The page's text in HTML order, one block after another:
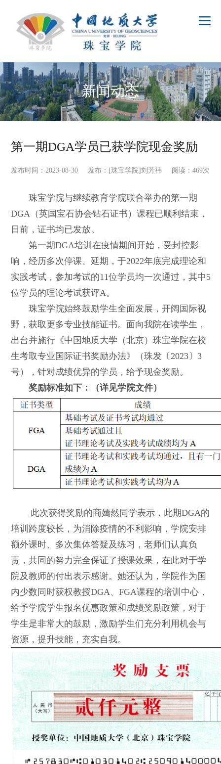
新闻动态
第一期DGA学员已获学院现金奖励
发布时间：2023-08-30 发布：[珠宝学院]刘芳祎 阅读： 469次
珠宝学院与继续教育学院联合举办的第一期
DGA （英国宝石协会钻石证书）课程已顺利结束，
日前，证书均已发放。
第一期DGA培训在疫情期间开始，受封控影
响，经历多次停课、延期，于2022年底完成理论和
实践考试，参加考试的11位学员均一次通过，其中5
位学员的理论考试获评A。
珠宝学院始终鼓励学生全面发展，开阔国际视
野，获取更多专业技能证书。面向我院在读学生，
出台并施行《中国地质大学（北京）珠宝学院在校
生考取专业国际证书奖励办法》（珠发〔2023〕3
号），针对成绩优异的学员，给予现金奖励。
奖励标准如下：（详见学院文件）
此次获得奖励的商嫣然同学表示，此期DGA的
培训跨度较长，为消除疫情的不利影响，学院安排
额外课时、多次集体答疑及练习，老师们认真负
责，共同的努力完全保证了授课效果，在此对于学
院及教师的付出表示感谢。她还认为，学院作为国
内少数同时获权教授DGA 、 FGA课程的培训中心，
给予学院学生报名优惠政策和成绩奖励政策，对于
学生是非常大的鼓励，激励学生们充分利用机会与
资源，提升技能，充实自我。